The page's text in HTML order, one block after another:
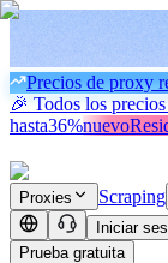
Precios de proxy
🎉 Todos los
hasta36%nuevo
Proxies Scraping
Iniciar
Prueba gratuita